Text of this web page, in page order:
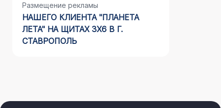
Размещение рекламы
НАШЕГО КЛИЕНТА "ПЛАНЕТА
ЛЕТА" НА ЩИТАХ 3Х6 В Г.
СТАВРОПОЛЬ